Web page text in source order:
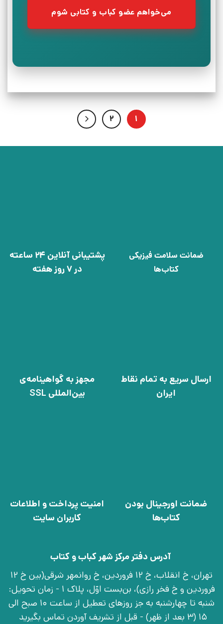
می‌خواهم عضو کباب و کتابی شوم
1
2
ضمانت سلامت فیزیکی
کتاب‌ها
پشتیبانی آنلاین 24 ساعته
در 7 روز هفته
ارسال سریع به تمام نقاط
ایران
مجهز به گواهینامه‌ی
بین‌المللی SSL
ضمانت اورجینال بودن
کتاب‌ها
امنیت پرداخت و اطلاعات
کاربران سایت
آدرس دفتر مرکز شهر کباب و کتاب
تهران، خ انقلاب، خ 12 فروردین، خ روانمهر شرقی(بین خ 12
فروردین و خ فخر رازی)، بن‌بست اوّل، پلاک 1 - زمان تحویل:
شنبه تا چهارشنبه به جز روزهای تعطیل از ساعت 10 صبح الی
15 (3 بعد از ظهر) - قبل از تشریف آوردن تماس بگیرید